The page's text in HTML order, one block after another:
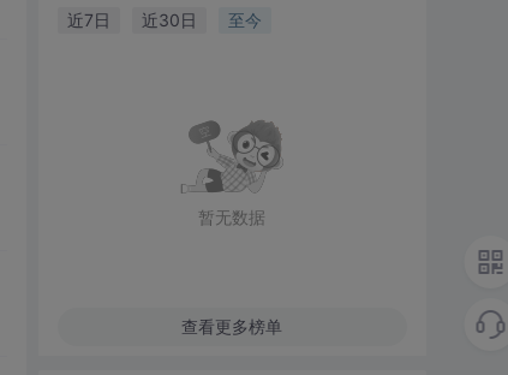
近7日 近30日 至今
暂无数据
查看更多榜单